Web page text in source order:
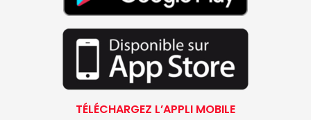
TÉLÉCHARGEZ L’APPLI MOBILE